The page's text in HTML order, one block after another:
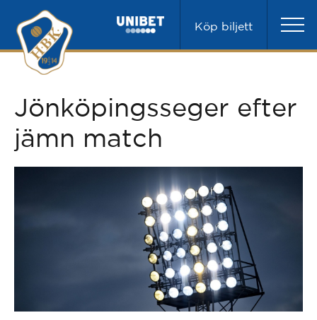
Köp biljett
Jönköpingsseger efter
jämn match